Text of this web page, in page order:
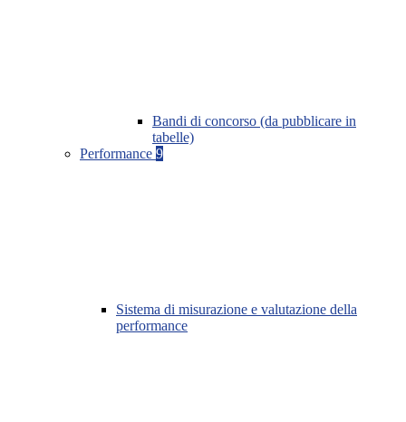
Bandi di concorso (da pubblicare in
tabelle)
Performance 9
Sistema di misurazione e valutazione della
performance